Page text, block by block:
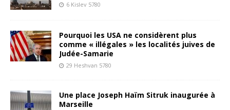
6 Kislev 5780
Pourquoi les USA ne considèrent plus
comme « illégales » les localités juives de
Judée-Samarie
29 Heshvan 5780
Une place Joseph Haïm Sitruk inaugurée à
Marseille